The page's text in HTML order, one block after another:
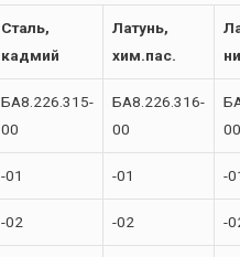
Сталь,
кадмий
Латунь,
хим.пас.
БА8.226.315-
00
БА8.226.316-
00
00
-01 -01 -
-02 -02 -